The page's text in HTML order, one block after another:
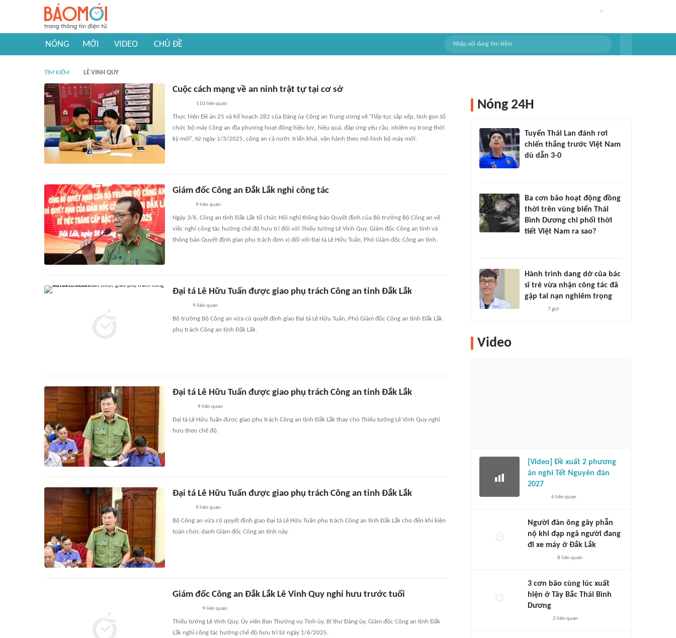
NÓNG MỚI VIDEO CHỦ ĐỀ
TÌM KIẾM LÊ VINH QUY
Cuộc cách mạng về an ninh trật tự tại cơ sở
110 liên quan
Thực hiện Đề án 25 và Kế hoạch 282 của Đảng ủy Công an Trung ương về 'Tiếp tục sắp xếp, tinh gọn tổ
chức bộ máy Công an địa phương hoạt động hiệu lực, hiệu quả, đáp ứng yêu cầu, nhiệm vụ trong thời
kỳ mới', từ ngày 1/3/2025, công an cả nước triển khai, vận hành theo mô hình bộ máy mới.
Giám đốc Công an Đắk Lắk nghỉ công tác
9 liên quan
Ngày 3/6, Công an tỉnh Đắk Lắk tổ chức Hội nghị thông báo Quyết định của Bộ trưởng Bộ Công an về
việc nghỉ công tác hưởng chế độ hưu trí đối với Thiếu tướng Lê Vinh Quy, Giám đốc Công an tỉnh và
thông báo Quyết định giao phụ trách đơn vị đối với Đại tá Lê Hữu Tuấn, Phó Giám đốc Công an tỉnh.
Đại tá Lê Hữu Tuấn được giao phụ trách Công an tỉnh Đắk Lắk
9 liên quan
Bộ trưởng Bộ Công an vừa có quyết định giao Đại tá Lê Hữu Tuấn, Phó Giám đốc Công an tỉnh Đắk Lắk
phụ trách Công an tỉnh Đắk Lắk.
Đại tá Lê Hữu Tuấn được giao phụ trách Công an tỉnh Đắk Lắk
9 liên quan
Đại tá Lê Hữu Tuấn được giao phụ trách Công an tỉnh Đắk Lắk thay cho Thiếu tướng Lê Vinh Quy nghỉ
hưu theo chế độ.
Đại tá Lê Hữu Tuấn được giao phụ trách Công an tỉnh Đắk Lắk
9 liên quan
Bộ Công an vừa có quyết định giao Đại tá Lê Hữu Tuấn phụ trách Công an tỉnh Đắk Lắk cho đến khi kiện
toàn chức danh Giám đốc Công an tỉnh này.
Giám đốc Công an Đắk Lắk Lê Vinh Quy nghỉ hưu trước tuổi
9 liên quan
Thiếu tướng Lê Vinh Quy, Ủy viên Ban Thường vụ Tỉnh ủy, Bí thư Đảng ủy, Giám đốc Công an tỉnh Đắk
Lắk nghỉ công tác hưởng chế độ hưu trí từ ngày 1/6/2025.
Nóng 24H
Tuyển Thái Lan đánh rơi
chiến thắng trước Việt Nam
dù dẫn 3-0
Ba cơn bão hoạt động đồng
thời trên vùng biển Thái
Bình Dương chi phối thời
tiết Việt Nam ra sao?
Hành trình dang dở của bác
sĩ trẻ vừa nhận công tác đã
gặp tai nạn nghiêm trọng
7 giờ
Video
[Video] Đề xuất 2 phương
án nghỉ Tết Nguyên đán
2027
6 liên quan
Người đàn ông gây phẫn
nộ khi đạp ngã người đang
đi xe máy ở Đắk Lắk
8 liên quan
3 cơn bão cùng lúc xuất
hiện ở Tây Bắc Thái Bình
Dương
2 liên quan